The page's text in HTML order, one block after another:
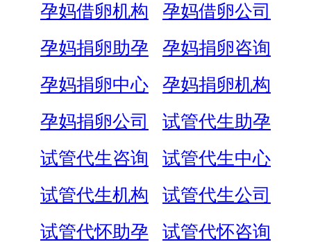
孕妈借卵机构
孕妈借卵公司
孕妈捐卵助孕
孕妈捐卵咨询
孕妈捐卵中心
孕妈捐卵机构
孕妈捐卵公司
试管代生助孕
试管代生咨询
试管代生中心
试管代生机构
试管代生公司
试管代怀助孕
试管代怀咨询